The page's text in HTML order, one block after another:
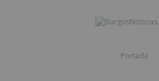
Portada